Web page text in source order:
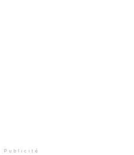
Publicité